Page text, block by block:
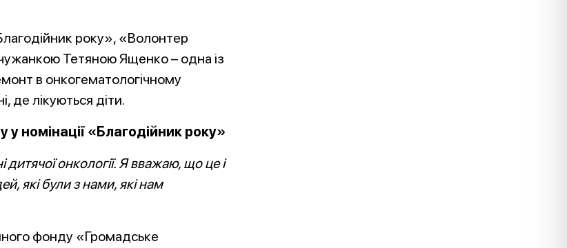
року», «Волонтер
Тетяною Ященко – одна із
в онкогематологічному
де лікуються діти.
номінації «Благодійник року»
онкології. Я вважаю, що це і
які були з нами, які нам
фонду «Громадське